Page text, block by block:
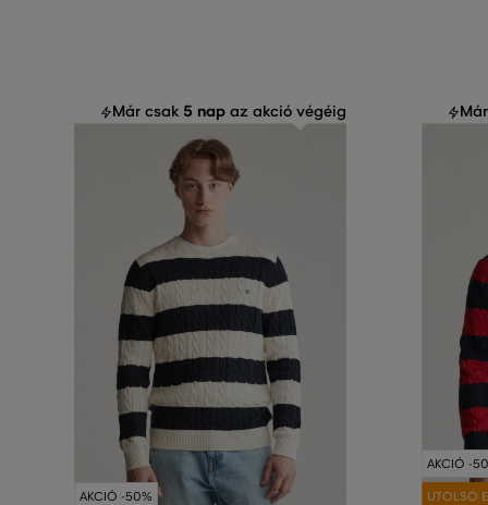
Már csak 5 nap az akció végéig
AKCIÓ -50%
AKCIÓ -
UTOLSÓ